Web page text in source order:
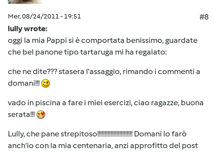
Mer, 08/24/2011 - 19:51
#8
lully wrote:
oggi la mia Pappi si è comportata benissimo, guardate
che bel panone tipo tartaruga mi ha regalato:
che ne dite??? stasera l'assaggio, rimando i commenti a
domani!!!
vado in piscina a fare i miei esercizi, ciao ragazze, buona
serata!!!
Lully, che pane strepitoso!!!!!!!!!!!!!!!!!!!!!!!! Domani lo farò
anch'io con la mia centenaria, anzi approfitto del post